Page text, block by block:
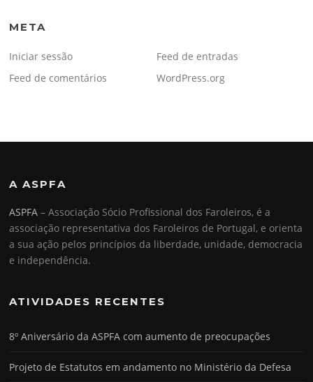
META
Iniciar sessão
Feed de entradas
Feed de comentários
WordPress.org
A ASPFA
ASPFA – Associação Sócio Profissional dos Faroleiros, é a
associação representativa dos Faroleiros de Portugal, e orienta
a sua ação pelos princípios da liberdade, unidade, democracia
e independência.
ATIVIDADES RECENTES
8º Aniversário da ASPFA com aumento de preocupações
Projeto de Estatutos em andamento no Ministério da Defesa